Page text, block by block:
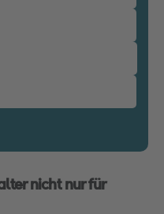
nicht nur für